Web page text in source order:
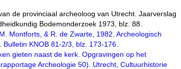
de provinciaal archeoloog van Utrecht. Jaarverslag
Bodemonderzoek 1973, blz. 88.
Montforts, & R. de Zwarte, 1982. Archeologisch
KNOB 81-2/3, blz. 173-176.
gieten naast de kerk. Opgravingen op het
Archeologie 50). Utrecht, Cultuurhistorie